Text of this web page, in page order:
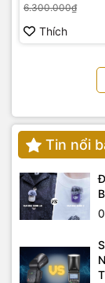
6.300.000₫
Thích
Tin nổi